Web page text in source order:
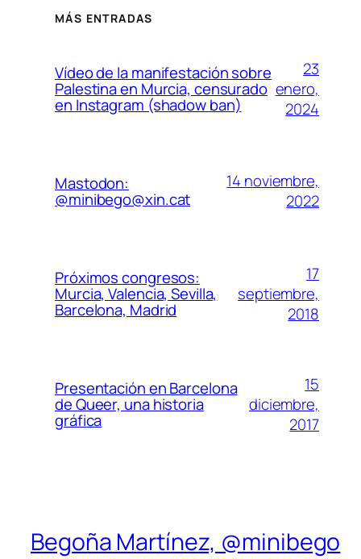
MÁS ENTRADAS
Vídeo de la manifestación sobre
Palestina en Murcia, censurado
en Instagram (shadow ban)
23
enero,
2024
Mastodon:
@minibego@xin.cat
14 noviembre,
2022
Próximos congresos:
Murcia, Valencia, Sevilla,
Barcelona, Madrid
17
septiembre,
2018
Presentación en Barcelona
de Queer, una historia
gráfica
15
diciembre,
2017
Begoña Martínez, @minibego